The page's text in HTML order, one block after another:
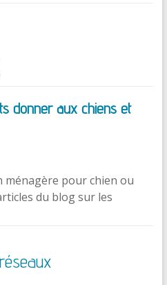
donner aux chiens et
ménagère pour chien ou
du blog sur les